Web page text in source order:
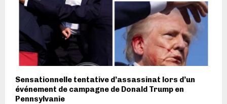
Sensationnelle tentative d’assassinat lors d’un
événement de campagne de Donald Trump en
Pennsylvanie